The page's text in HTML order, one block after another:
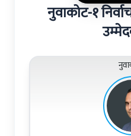
नुवाकोट-१